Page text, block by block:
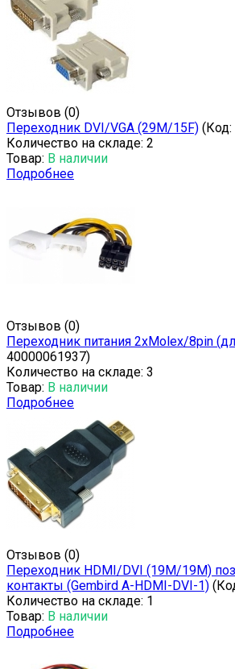
Отзывов (0)
Переходник DVI/VGA (29M/15F) (Код:
Количество на складе: 2
Товар: В наличии
Подробнее
Отзывов (0)
Переходник питания 2xMolex/8pin
40000061937)
Количество на складе: 3
Товар: В наличии
Подробнее
Отзывов (0)
Переходник HDMI/DVI (19M/19M)
контакты (Gembird A-HDMI-DVI-1)
Количество на складе: 1
Товар: В наличии
Подробнее